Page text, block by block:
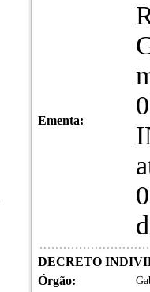
Ementa:
DECRETO
Órgão: